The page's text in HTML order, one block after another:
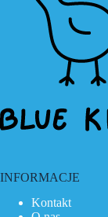
INFORMACJE
Kontakt